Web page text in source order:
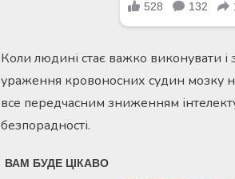
Коли людині стає важко виконувати і
ураження кровоносних судин мозку
все передчасним зниженням
безпорадності.